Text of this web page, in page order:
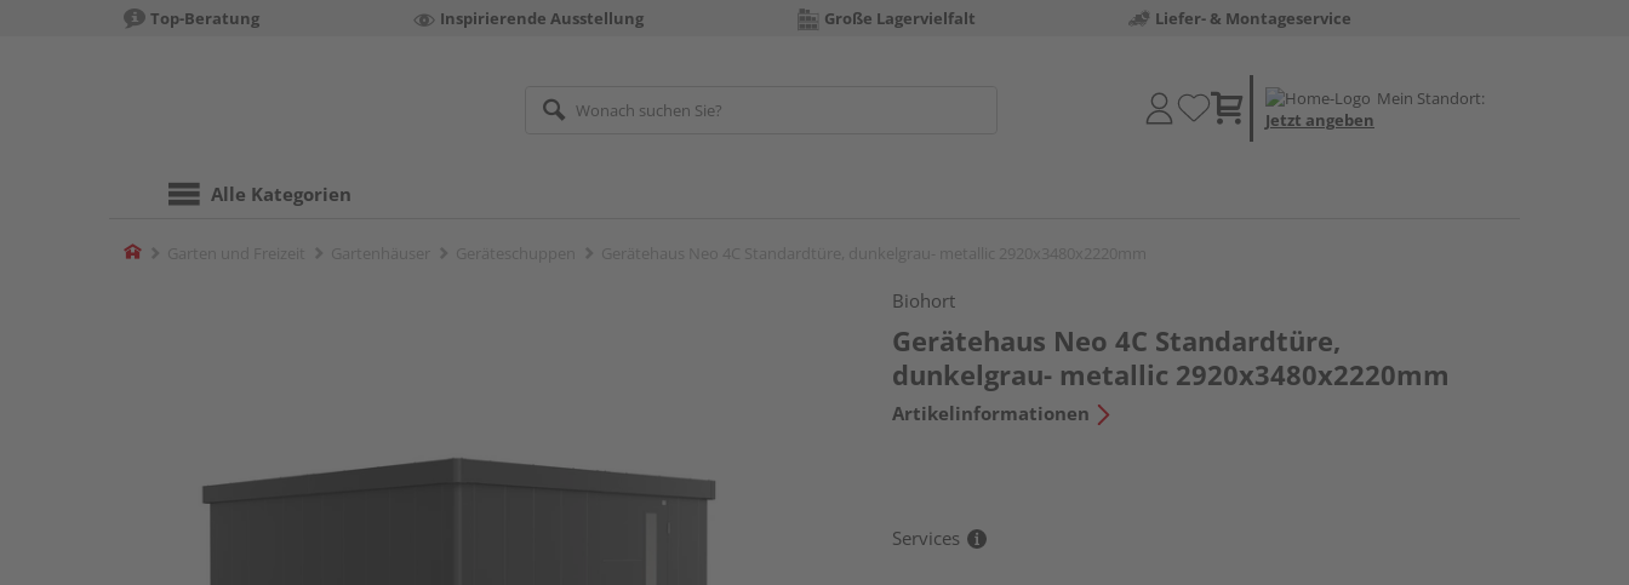
Top-Beratung Inspirierende Ausstellung Große Lagervielfalt Liefer- & Montageservice
Mein Standort:
Jetzt angeben
Alle Kategorien
Home
Biohort
Gerätehaus Neo 4C Standardtüre,
dunkelgrau- metallic 2920x3480x2220mm
Artikelinformationen
Services